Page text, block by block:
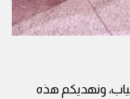
ونهديكم هذه